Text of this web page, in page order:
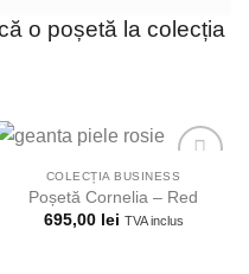
o poșetă la colecția
COLECȚIA BUSINESS
Poșetă Cornelia – Red
695,00 lei TVA inclus